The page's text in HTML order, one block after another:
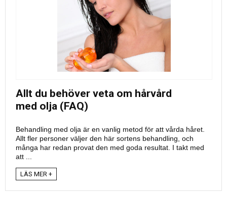
Allt du behöver veta om hårvård
med olja (FAQ)
Behandling med olja är en vanlig metod för att vårda håret.
Allt fler personer väljer den här sortens behandling, och
många har redan provat den med goda resultat. I takt med
att ...
LÄS MER +